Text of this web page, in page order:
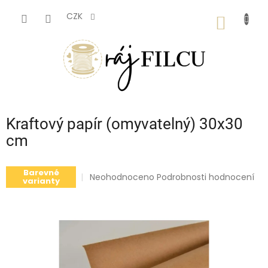
CZK
Kraftový papír (omyvatelný) 30x30
cm
Barevné
varianty
Průměrné
0,0
5
Neohodnoceno Podrobnosti hodnocení